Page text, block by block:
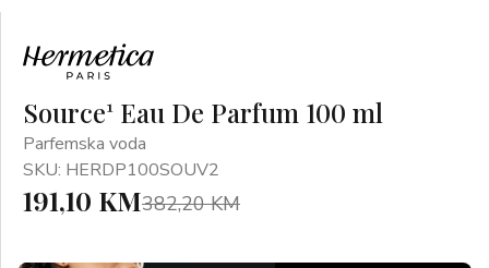
Source¹ Eau De Parfum 100 ml
Parfemska voda
SKU: HERDP100SOUV2
191,10 KM382,20 KM